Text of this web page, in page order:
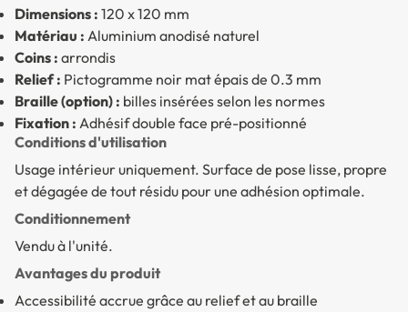
Dimensions : 120 x 120 mm
Matériau : Aluminium anodisé naturel
Coins : arrondis
Relief : Pictogramme noir mat épais de 0.3 mm
Braille (option) : billes insérées selon les normes
Fixation : Adhésif double face pré-positionné
Conditions d'utilisation
Usage intérieur uniquement. Surface de pose lisse, propre
et dégagée de tout résidu pour une adhésion optimale.
Conditionnement
Vendu à l'unité.
Avantages du produit
Accessibilité accrue grâce au relief et au braille